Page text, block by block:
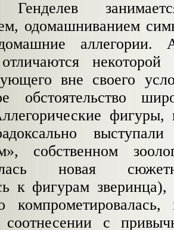
Генделев
одомашниванием
аллегории.
некоторой
вне своего
обстоятельство
фигуры,
собственном
новая
к фигурам
компрометировалась,
соотнесении с